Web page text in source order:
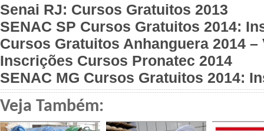
Senai RJ: Cursos Gratuitos 2013
SENAC SP Cursos Gratuitos 2014:
Cursos Gratuitos Anhanguera 2014 –
Inscrições Cursos Pronatec 2014
SENAC MG Cursos Gratuitos 2014:
Veja Também: